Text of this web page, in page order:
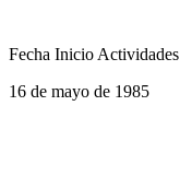
Fecha Inicio Actividades
16 de mayo de 1985